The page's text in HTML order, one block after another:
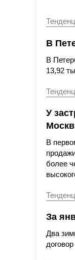
В
В
13,92
У
В
более
За
Два